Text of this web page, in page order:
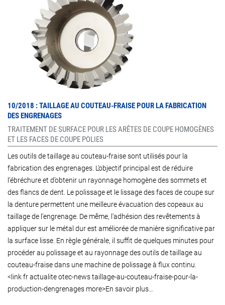
10/2018 : TAILLAGE AU COUTEAU-FRAISE POUR LA FABRICATION
DES ENGRENAGES
TRAITEMENT DE SURFACE POUR LES ARÊTES DE COUPE HOMOGÈNES
ET LES FACES DE COUPE POLIES
Les outils de taillage au couteau-fraise sont utilisés pour la
fabrication des engrenages. L’objectif principal est de réduire
l’ébréchure et d’obtenir un rayonnage homogène des sommets et
des flancs de dent. Le polissage et le lissage des faces de coupe sur
la denture permettent une meilleure évacuation des copeaux au
taillage de l’engrenage. De même, l’adhésion des revêtements à
appliquer sur le métal dur est améliorée de manière significative par
la surface lisse. En règle générale, il suffit de quelques minutes pour
procéder au polissage et au rayonnage des outils de taillage au
couteau-fraise dans une machine de polissage à flux continu.
<link fr actualite otec-news taillage-au-couteau-fraise-pour-la-
production-dengrenages more>En savoir plus…